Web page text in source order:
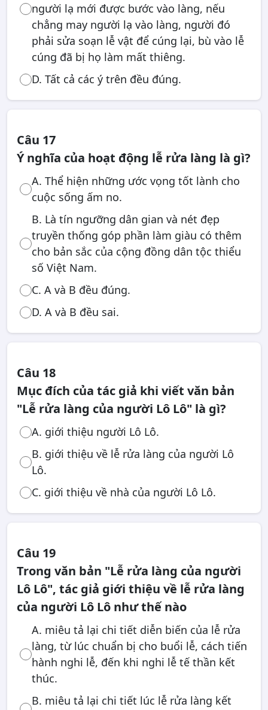
người lạ mới được bước vào làng, nếu
chẳng may người lạ vào làng, người đó
phải sửa soạn lễ vật để cúng lại, bù vào lễ
cúng đã bị họ làm mất thiêng.
D. Tất cả các ý trên đều đúng.
Câu 17
Ý nghĩa của hoạt động lễ rửa làng là gì?
A. Thể hiện những ước vọng tốt lành cho
cuộc sống ấm no.
B. Là tín ngưỡng dân gian và nét đẹp
truyền thống góp phần làm giàu có thêm
cho bản sắc của cộng đồng dân tộc thiểu
số Việt Nam.
C. A và B đều đúng.
D. A và B đều sai.
Câu 18
Mục đích của tác giả khi viết văn bản
"Lễ rửa làng của người Lô Lô" là gì?
A. giới thiệu người Lô Lô.
B. giới thiệu về lễ rửa làng của người Lô
Lô.
C. giới thiệu về nhà của người Lô Lô.
Câu 19
Trong văn bản "Lễ rửa làng của người
Lô Lô", tác giả giới thiệu về lễ rửa làng
của người Lô Lô như thế nào
A. miêu tả lại chi tiết diễn biến của lễ rửa
làng, từ lúc chuẩn bị cho buổi lễ, cách tiến
hành nghi lễ, đến khi nghi lễ tế thần kết
thúc.
B. miêu tả lại chi tiết lúc lễ rửa làng kết